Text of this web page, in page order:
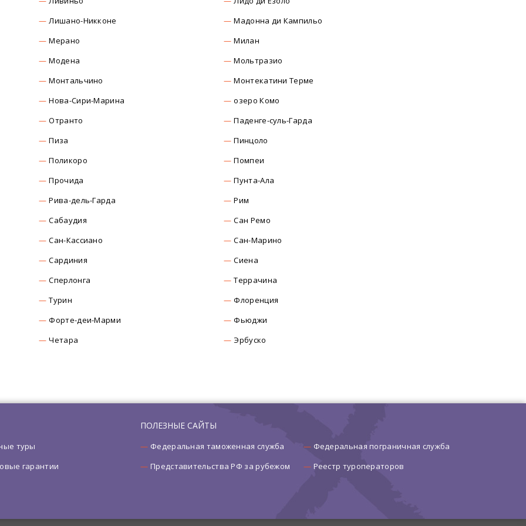
Лишано-Никконе
Мадонна ди Кампильо
Мерано
Милан
Модена
Мольтразио
Монтальчино
Монтекатини Терме
Нова-Сири-Марина
озеро Комо
Отранто
Паденге-суль-Гарда
Пиза
Пинцоло
Поликоро
Помпеи
Прочида
Пунта-Ала
Рива-дель-Гарда
Рим
Сабаудия
Сан Ремо
Сан-Кассиано
Сан-Марино
Сардиния
Сиена
Сперлонга
Террачина
Турин
Флоренция
Форте-деи-Марми
Фьюджи
Четара
Эрбуско
туры
гарантии
ПОЛЕЗНЫЕ САЙТЫ
Федеральная таможенная служба
Федеральная пограничная служба
Представительства РФ за рубежом
Реестр туроператоров